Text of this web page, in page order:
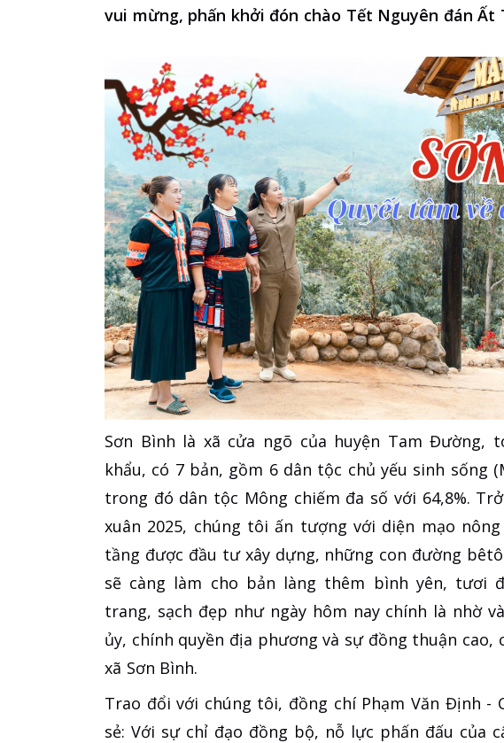
vui mừng, phấn khởi đón chào Tết Nguyên đán Ất
Sơn Bình là xã cửa ngõ của huyện Tam Đường,
khẩu, có 7 bản, gồm 6 dân tộc chủ yếu sinh sống
trong đó dân tộc Mông chiếm đa số với 64,8%.
xuân 2025, chúng tôi ấn tượng với diện mạo
tầng được đầu tư xây dựng, những con đường
sẽ càng làm cho bản làng thêm bình yên, tươi
trang, sạch đẹp như ngày hôm nay chính là nhờ
ủy, chính quyền địa phương và sự đồng thuận cao,
xã Sơn Bình.
Trao đổi với chúng tôi, đồng chí Phạm Văn Định -
sẻ: Với sự chỉ đạo đồng bộ, nỗ lực phấn đấu của